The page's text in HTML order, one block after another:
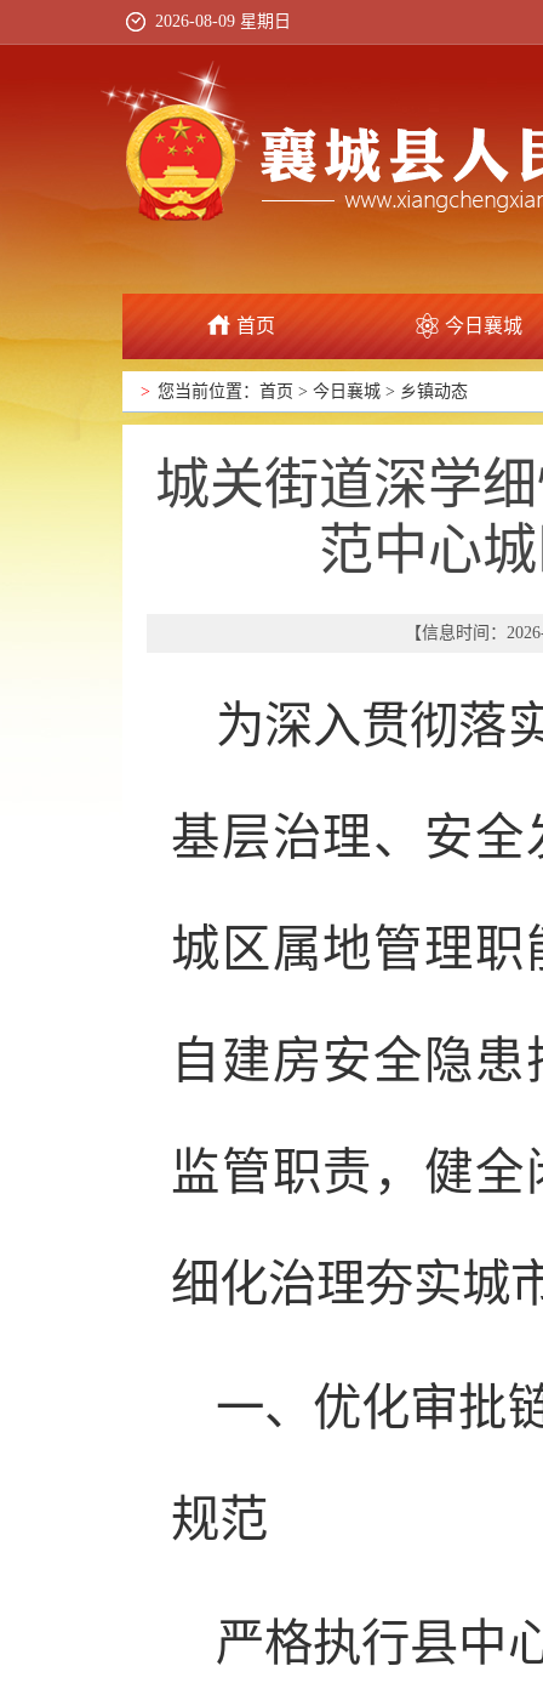
2026-08-09 星期日
首页 今日襄城
政府信息公开
> 您当前位置： 首页 > 今日襄城 > 乡镇动态
城关街道深学
范中心
【信息时间：
为深入贯彻落
基层治理、安
城区属地管理
自建房安全隐
监管职责，健
细化治理夯实城
一、优化审批
规范
严格执行县中